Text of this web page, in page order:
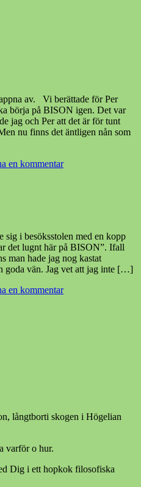
av. Vi berättade för Per
börja på BISON igen. Det var
jag och Per att det är för tunt
nu finns det äntligen nån som
en kommentar
sig i besöksstolen med en kopp
det lugnt här på BISON”. Ifall
man hade jag nog kastat
goda vän. Jag vet att jag inte […]
en kommentar
långtborti skogen i Högelian
varför o hur.
Dig i ett hopkok filosofiska